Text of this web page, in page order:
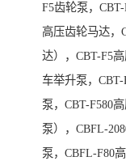
F5齿轮泵，
高压齿轮马达，
达），CBT-F5
车举升泵，
泵，CBT-F580
泵），CBFL-
泵，CBFL-F80